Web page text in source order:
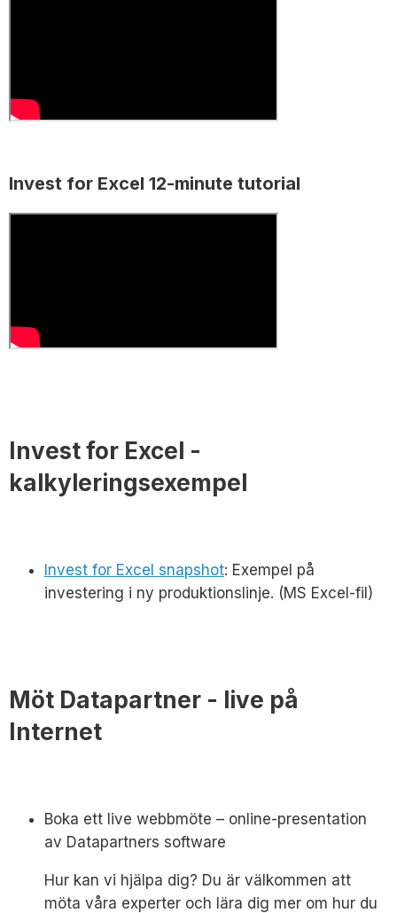
Invest for Excel 12-minute tutorial
Invest for Excel -
kalkyleringsexempel
Invest for Excel snapshot: Exempel på
investering i ny produktionslinje. (MS Excel-fil)
Möt Datapartner - live på
Internet
Boka ett live webbmöte – online-presentation
av Datapartners software
Hur kan vi hjälpa dig? Du är välkommen att
möta våra experter och lära dig mer om hur du